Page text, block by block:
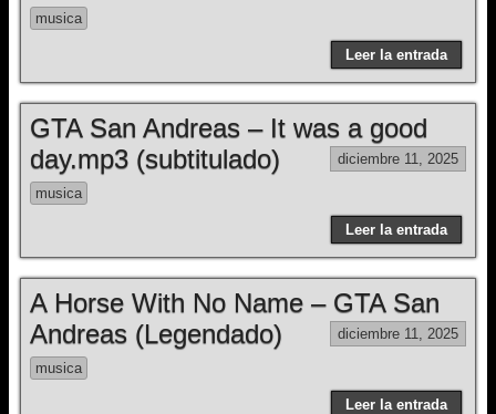
musica
Leer la entrada
GTA San Andreas – It was a good
day.mp3 (subtitulado)
diciembre 11, 2025
musica
Leer la entrada
A Horse With No Name – GTA San
Andreas (Legendado)
diciembre 11, 2025
musica
Leer la entrada